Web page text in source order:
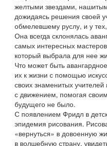
желтыми звездами,
дожидаясь решения своей
обмелевшему руслу, и у
Она всегда склонялась
самых интересных
который выбрала для нее
Что может быть
их к жизни с помощью
своих знаменитых
с движением, помогая
будущего не было.
С появлением Фридл в
эпидемия рисования.
«вернуться» в довоенную
в волшебную страну,